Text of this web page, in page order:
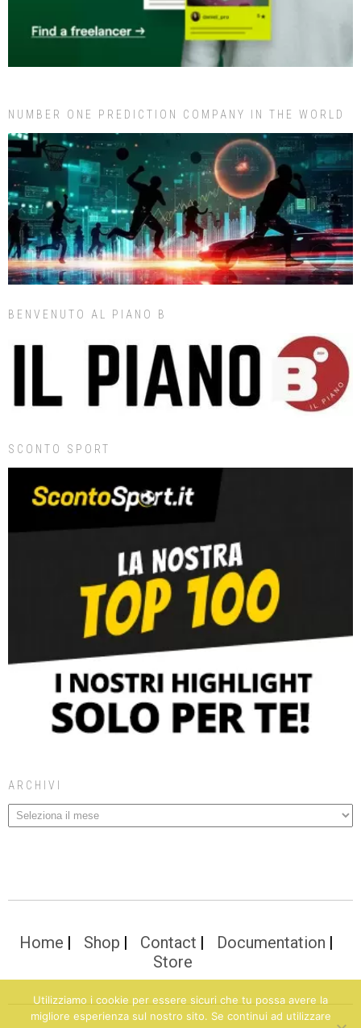
NUMBER ONE PREDICTION COMPANY IN THE WORLD
BENVENUTO AL PIANO B
SCONTO SPORT
ARCHIVI
Home Shop Contact
Documentation
Store
Utilizziamo i cookie per essere sicuri che tu possa avere la
migliore esperienza sul nostro sito. Se continui ad utilizzare